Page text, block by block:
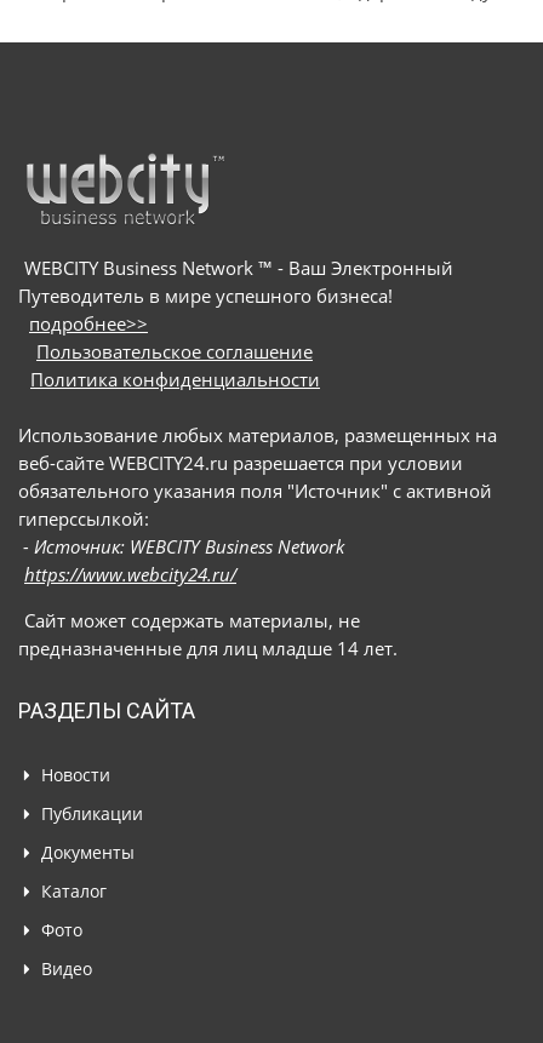
WEBCITY Business Network ™ - Ваш Электронный
Путеводитель в мире успешного бизнеса!
подробнее>>
Пользовательское соглашение
Политика конфиденциальности
Использование любых материалов, размещенных на
веб-сайте WEBCITY24.ru разрешается при условии
обязательного указания поля "Источник" с активной
гиперссылкой:
- Источник: WEBCITY Business Network
https://www.webcity24.ru/
Сайт может содержать материалы, не
предназначенные для лиц младше 14 лет.
РАЗДЕЛЫ САЙТА
Новости
Публикации
Документы
Каталог
Фото
Видео